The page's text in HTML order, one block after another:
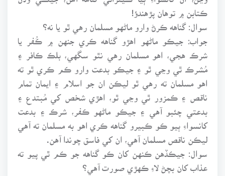
ڪتابن ۾ توهان پڙهندؤ!
سوال: گناهه ڪرڻ وارو ماڻهو مسلمان رهي ٿو يا نه؟
جواب: جيڪو ماڻهو اهڙو گناهه ڪري جنهن ۾ ڪُفر يا
شرڪ هجي، اهو مسلمان رهي نٿو سگهي، بلڪ ڪافر ۽
مُشرڪ ٿي وڃي ٿو ۽ جيڪو بدعت وارو ڪم ڪري ٿو ته
اهو مسلمان ته رهي ٿو ليڪن ان جو اسلام ۽ ايمان تمام
ناقص ۽ ڪمزور ٿي وڃي ٿو، اهڙي شخص کي مُبتدع ۽
بدعتي چئبو آهي ۽ جيڪو ماڻهو ڪفر، شرڪ ۽ بدعت
کانسواءِ ٻيو ڪو ڪبيرو گناهه ڪري اهو به مسلمان ته آهي
ليڪن ناقص مسلمان آهي، ان کي فاسق چوندا آهن.
سوال: جيڪڏهن ڪنهن کان ڪو گناهه جو ڪم ٿي پيو ته
عذاب کان بچڻ لاءِ ڪهڙي صورت آهي؟